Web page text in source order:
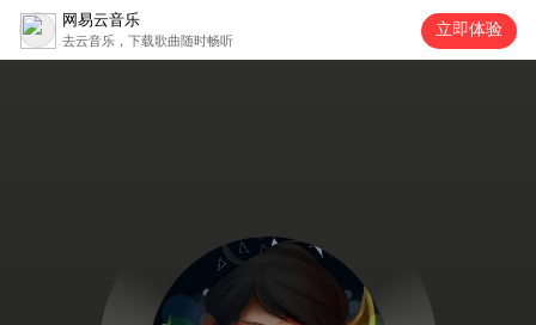
网易云音乐
去云音乐，下载歌曲随时畅听
立即体验